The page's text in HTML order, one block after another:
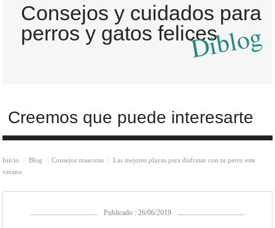
Consejos y cuidados para
perros y gatos felicesDiblog
Creemos que puede interesarte
Inicio Blog Consejos mascotas
Las mejores playas para disfrutar con tu perro este
verano
Publicado : 26/06/2019